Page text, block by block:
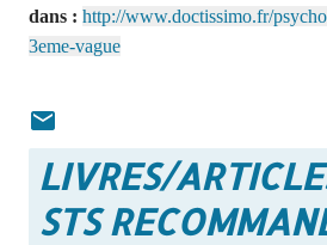
dans : http://www.doctissimo.fr/
3eme-vague
LIVRES/
STS